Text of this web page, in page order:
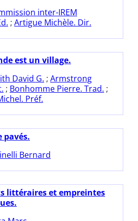
inter-IREM
; Artigue Michèle. Dir.
est un village.
David G. ; Armstrong
; Bonhomme Pierre. Trad. ;
Préf.
pavés.
Bernard
littéraires et empreintes